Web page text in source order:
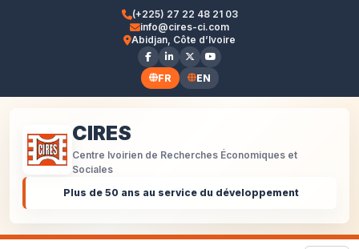
(+225) 27 22 48 21 03
info@cires-ci.com
Abidjan, Côte d’Ivoire
FR EN
CIRES
Centre Ivoirien de Recherches Économiques et
Sociales
Plus de 50 ans au service du développement